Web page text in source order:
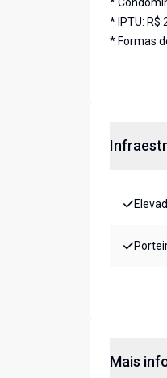
*
* IPTU: R$
* Formas
Mais